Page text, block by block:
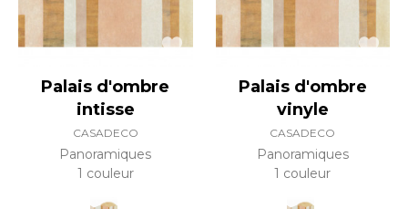
Palais d'ombre
intisse
CASADECO
Panoramiques
1 couleur
Palais d'ombre
vinyle
CASADECO
Panoramiques
1 couleur